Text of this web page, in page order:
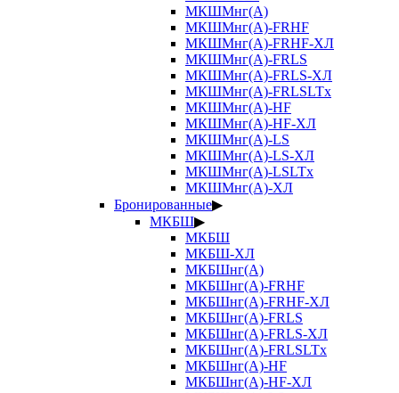
МКШМнг(А)
МКШМнг(А)-FRHF
МКШМнг(А)-FRHF-ХЛ
МКШМнг(А)-FRLS
МКШМнг(А)-FRLS-ХЛ
МКШМнг(А)-FRLSLTx
МКШМнг(А)-HF
МКШМнг(А)-HF-ХЛ
МКШМнг(А)-LS
МКШМнг(А)-LS-ХЛ
МКШМнг(А)-LSLTx
МКШМнг(А)-ХЛ
Бронированные▶
МКБШ▶
МКБШ
МКБШ-ХЛ
МКБШнг(А)
МКБШнг(А)-FRHF
МКБШнг(А)-FRHF-ХЛ
МКБШнг(А)-FRLS
МКБШнг(А)-FRLS-ХЛ
МКБШнг(А)-FRLSLTx
МКБШнг(А)-HF
МКБШнг(А)-HF-ХЛ